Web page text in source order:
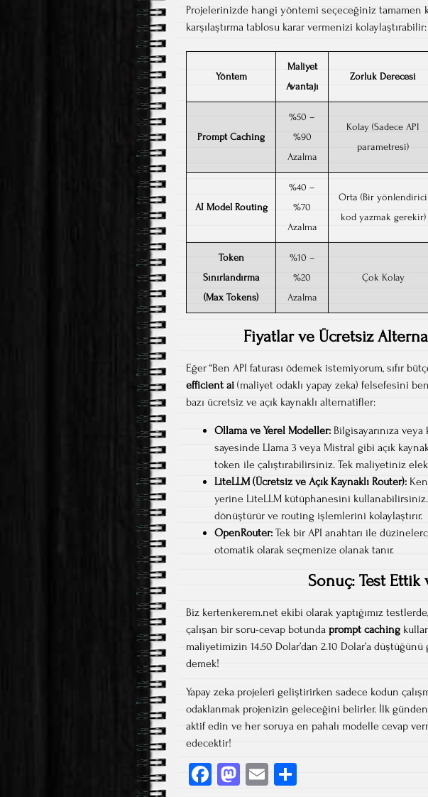
Projelerinizde hangi yöntemi seçeceğiniz tamamen
karşılaştırma tablosu karar vermenizi kolaylaştırabilir:
Yöntem
Maliyet
Avantajı
Zorluk Derecesi
Prompt Caching
%50 –
%90
Azalma
Kolay (Sadece API
parametresi)
AI Model Routing
%40 –
%70
Azalma
Orta (Bir yönlendirici
kod yazmak gerekir)
Token
Sınırlandırma
(Max Tokens)
%10 –
%20
Azalma
Çok Kolay
Fiyatlar ve Ücretsiz
Eğer “Ben API faturası ödemek istemiyorum, sıfır
efficient ai (maliyet odaklı yapay zeka) felsefesini
bazı ücretsiz ve açık kaynaklı alternatifler:
Ollama ve Yerel Modeller: Bilgisayarınıza
sayesinde Llama 3 veya Mistral gibi açık
token ile çalıştırabilirsiniz. Tek maliyetiniz
LiteLLM (Ücretsiz ve Açık Kaynaklı Router):
yerine LiteLLM kütüphanesini kullanabilirsiniz.
dönüştürür ve routing işlemlerini kolaylaştırır.
OpenRouter: Tek bir API anahtarı ile
otomatik olarak seçmenize olanak tanır.
Sonuç: Test Ettik
Biz kertenkerem.net ekibi olarak yaptığımız
çalışan bir soru-cevap botunda prompt caching
maliyetimizin 14.50 Dolar’dan 2.10 Dolar’a
demek!
Yapay zeka projeleri geliştirirken sadece kodun
odaklanmak projenizin geleceğini belirler. İlk
aktif edin ve her soruya en pahalı modelle cevap
edecektir!
Fa
M
E